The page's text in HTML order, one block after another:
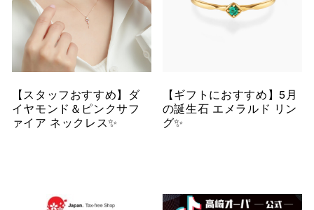
【スタッフおすすめ】ダ
イヤモンド＆ピンクサフ
ァイア ネックレス✨
【ギフトにおすすめ】5月
の誕生石 エメラルド リン
グ✨